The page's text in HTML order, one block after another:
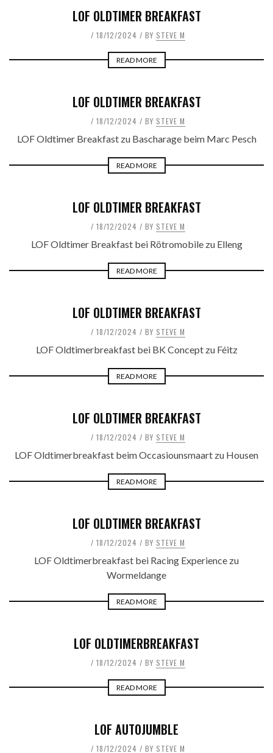
LOF OLDTIMER BREAKFAST
18/12/2024 BY STEVE M
READ MORE
LOF OLDTIMER BREAKFAST
18/12/2024 BY STEVE M
LOF Oldtimer Breakfast zu Bascharage beim Marc Pesch
READ MORE
LOF OLDTIMER BREAKFAST
18/12/2024 BY STEVE M
LOF Oldtimer Breakfast bei Rötromobile zu Elleng
READ MORE
LOF OLDTIMER BREAKFAST
18/12/2024 BY STEVE M
LOF Oldtimerbreakfast bei BK Concept zu Féitz
READ MORE
LOF OLDTIMER BREAKFAST
18/12/2024 BY STEVE M
LOF Oldtimerbreakfast beim Occasiounsmaart zu Housen
READ MORE
LOF OLDTIMER BREAKFAST
18/12/2024 BY STEVE M
LOF Oldtimerbreakfast bei Racing Experience zu
Wormeldange
READ MORE
LOF OLDTIMERBREAKFAST
18/12/2024 BY STEVE M
READ MORE
LOF AUTOJUMBLE
18/12/2024 BY STEVE M